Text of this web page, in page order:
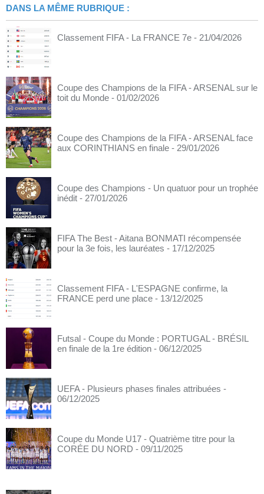
DANS LA MÊME RUBRIQUE :
Classement FIFA - La FRANCE 7e - 21/04/2026
Coupe des Champions de la FIFA - ARSENAL sur le
toit du Monde - 01/02/2026
Coupe des Champions de la FIFA - ARSENAL face
aux CORINTHIANS en finale - 29/01/2026
Coupe des Champions - Un quatuor pour un trophée
inédit - 27/01/2026
FIFA The Best - Aitana BONMATI récompensée
pour la 3e fois, les lauréates - 17/12/2025
Classement FIFA - L'ESPAGNE confirme, la
FRANCE perd une place - 13/12/2025
Futsal - Coupe du Monde : PORTUGAL - BRÉSIL
en finale de la 1re édition - 06/12/2025
UEFA - Plusieurs phases finales attribuées -
06/12/2025
Coupe du Monde U17 - Quatrième titre pour la
CORÉE DU NORD - 09/11/2025